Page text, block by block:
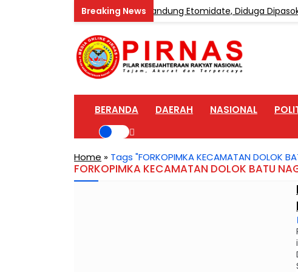
Home Industri Vape Mengandung Etomidate, Diduga Dipasok
BERANDA DAERAH NASIONAL
Home » Tags "FORKOPIMKA KECAMATAN DOLOK
FORKOPIMKA KECAMATAN DOLOK BATU